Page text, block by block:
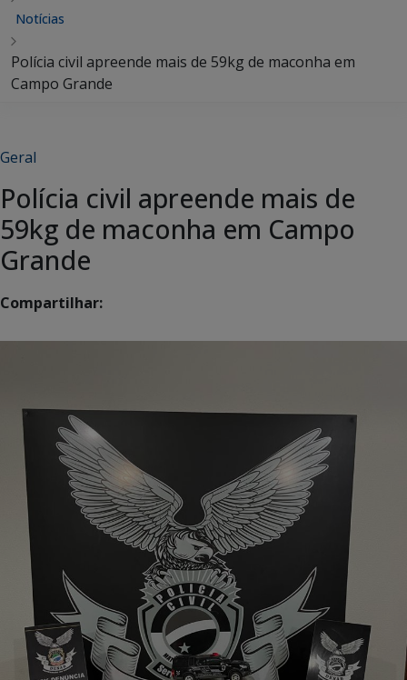
Notícias
Polícia civil apreende mais de 59kg de maconha em
Campo Grande
Geral
Polícia civil apreende mais de
59kg de maconha em Campo
Grande
Compartilhar: